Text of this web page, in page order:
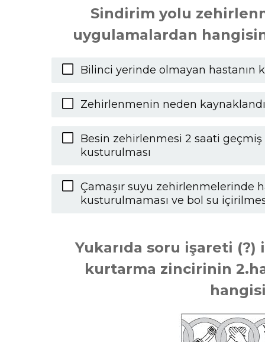
Sindirim yolu
uygulamalardan
Bilinci yerinde olmayan hastanın
Zehirlenmenin neden
Besin zehirlenmesi 2 saati geçmiş
kusturulması
Çamaşır suyu zehirlenmelerinde
kusturulmaması ve bol su
Yukarıda soru işareti
kurtarma zincirinin